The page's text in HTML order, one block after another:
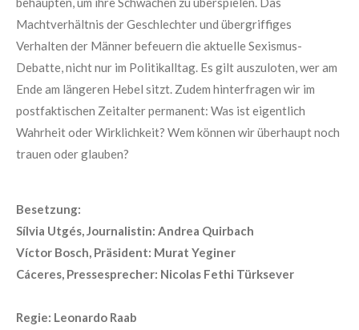
Machtverhältnis der Geschlechter und übergriffiges
Verhalten der Männer befeuern die aktuelle Sexismus-
Debatte, nicht nur im Politikalltag. Es gilt auszuloten, wer am
Ende am längeren Hebel sitzt. Zudem hinterfragen wir im
postfaktischen Zeitalter permanent: Was ist eigentlich
Wahrheit oder Wirklichkeit? Wem können wir überhaupt noch
trauen oder glauben?
Besetzung:
Sílvia Utgés, Journalistin: Andrea Quirbach
Víctor Bosch, Präsident: Murat Yeginer
Cáceres, Pressesprecher: Nicolas Fethi Türksever
Regie: Leonardo Raab